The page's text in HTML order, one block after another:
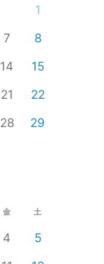
1
7
8
14
15
21
22
28
29
金 土
4
5